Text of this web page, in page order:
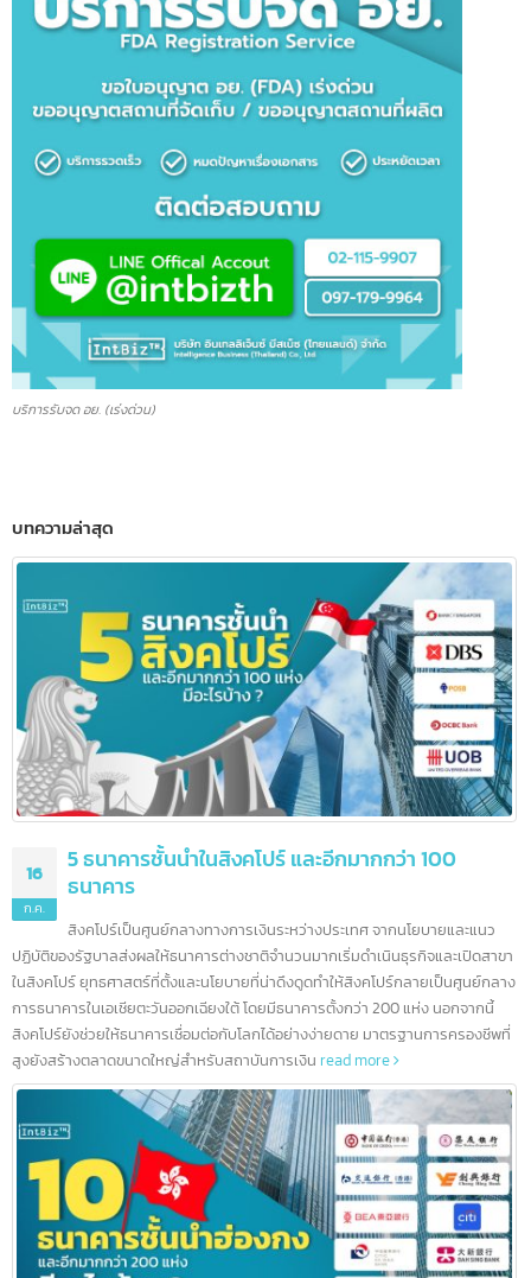
บทความล่าสุด
16
ก.ค.
5 ธนาคารชั้นนำในสิงคโปร์ และอีกมากกว่า 100
ธนาคาร
สิงคโปร์เป็นศูนย์กลางทางการเงินระหว่างประเทศ จากนโยบายและแนว
ปฏิบัติของรัฐบาลส่งผลให้ธนาคารต่างชาติจำนวนมากเริ่มดำเนินธุรกิจและเปิดสา
ในสิงคโปร์ ยุทธศาสตร์ที่ตั้งและนโยบายที่น่าดึงดูดทำให้สิงคโปร์กลายเป็นศูนย์กล
การธนาคารในเอเชียตะวันออกเฉียงใต้ โดยมีธนาคารตั้งกว่า 200 แห่ง นอกจากนี้
สิงคโปร์ยังช่วยให้ธนาคารเชื่อมต่อกับโลกได้อย่างง่ายดาย มาตรฐานการครองชี
สูงยังสร้างตลาดขนาดใหญ่สำหรับสถาบันการเงิน read more